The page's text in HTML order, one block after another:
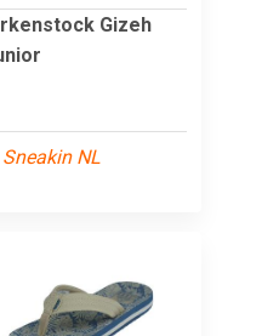
Gizeh
Sneakin NL